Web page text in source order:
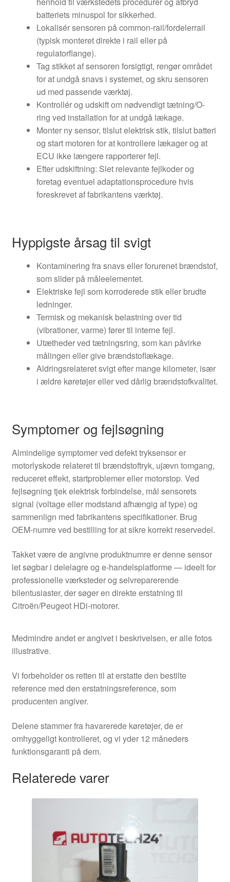
batteriets minuspol for sikkerhed.
Lokalisér sensoren på common-rail/fordelerrail
(typisk monteret direkte i rail eller på
regulatorflange).
Tag stikket af sensoren forsigtigt, rengør området
for at undgå snavs i systemet, og skru sensoren
ud med passende værktøj.
Kontrollér og udskift om nødvendigt tætning/O-
ring ved installation for at undgå lækage.
Monter ny sensor, tilslut elektrisk stik, tilslut batteri
og start motoren for at kontrollere lækager og at
ECU ikke længere rapporterer fejl.
Efter udskiftning: Slet relevante fejlkoder og
foretag eventuel adaptationsprocedure hvis
foreskrevet af fabrikantens værktøj.
Hyppigste årsag til svigt
Kontaminering fra snavs eller forurenet brændstof,
som slider på måleelementet.
Elektriske fejl som korroderede stik eller brudte
ledninger.
Termisk og mekanisk belastning over tid
(vibrationer, varme) fører til interne fejl.
Utætheder ved tætningsring, som kan påvirke
målingen eller give brændstoflækage.
Aldringsrelateret svigt efter mange kilometer, især
i ældre køretøjer eller ved dårlig brændstofkvalitet.
Symptomer og fejlsøgning
Almindelige symptomer ved defekt tryksensor er
motorlyskode relateret til brændstoftryk, ujævn tomgang,
reduceret effekt, startproblemer eller motorstop. Ved
fejlsøgning tjek elektrisk forbindelse, mål sensorets
signal (voltage eller modstand afhængig af type) og
sammenlign med fabrikantens specifikationer. Brug
OEM-numre ved bestilling for at sikre korrekt reservedel.
Takket være de angivne produktnumre er denne sensor
let søgbar i delelagre og e‑handelsplatforme — ideelt for
professionelle værksteder og selvreparerende
bilentusiaster, der søger en direkte erstatning til
Citroën/Peugeot HDi-motorer.
Medmindre andet er angivet i beskrivelsen, er alle fotos
illustrative.
Vi forbeholder os retten til at erstatte den bestilte
reference med den erstatningsreference, som
producenten angiver.
Delene stammer fra havarerede køretøjer, de er
omhyggeligt kontrolleret, og vi yder 12 måneders
funktionsgaranti på dem.
Relaterede varer